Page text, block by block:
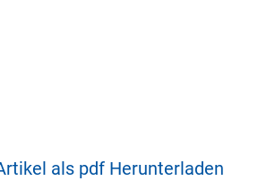
als pdf Herunterladen